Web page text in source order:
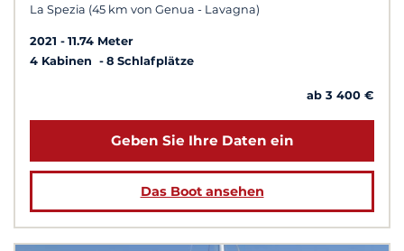
La Spezia (45 km von Genua - Lavagna)
2021
11.74 Meter
4 Kabinen
8 Schlafplätze
ab 3 400 €
Geben Sie Ihre Daten ein
Das Boot ansehen